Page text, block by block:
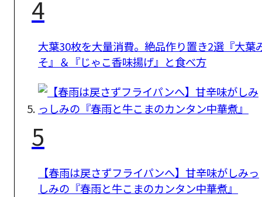
4
大葉30枚を大量消費。絶品作り置き2選『大葉
そ』＆『じゃこ香味揚げ』と食べ方
5
【春雨は戻さずフライパンへ】甘辛味がしみっ
しみの『春雨と牛こまのカンタン中華煮』